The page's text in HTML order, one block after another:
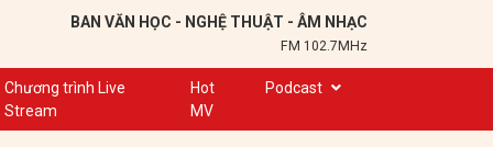
BAN VĂN HỌC - NGHỆ THUẬT - ÂM NHẠC
FM 102.7MHz
Chương trình Live
Stream
Hot
MV
Podcast
Trạm 102,7